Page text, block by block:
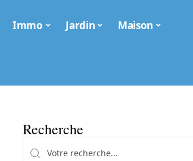
Immo Jardin Maison
Recherche